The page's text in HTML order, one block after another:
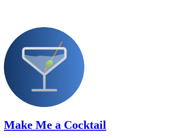
Make Me a Cocktail